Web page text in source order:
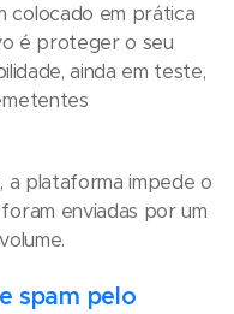
colocado em prática
é proteger o seu
ainda em teste,
a plataforma impede o
enviadas por um
spam pelo